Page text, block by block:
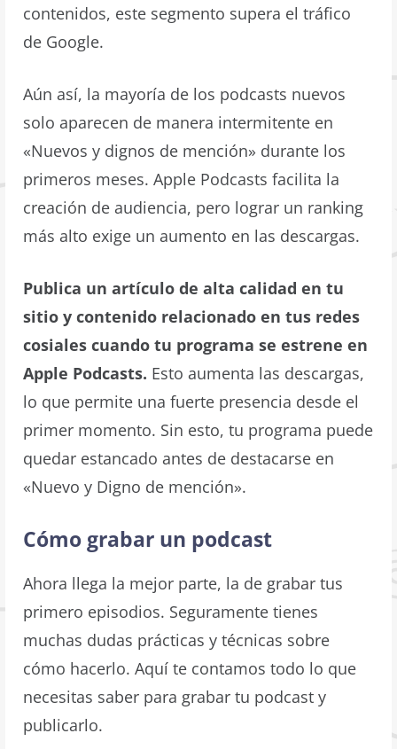
contenidos, este segmento supera el tráfico
de Google.
Aún así, la mayoría de los podcasts nuevos
solo aparecen de manera intermitente en
«Nuevos y dignos de mención» durante los
primeros meses. Apple Podcasts facilita la
creación de audiencia, pero lograr un ranking
más alto exige un aumento en las descargas.
Publica un artículo de alta calidad en tu
sitio y contenido relacionado en tus redes
cosiales cuando tu programa se estrene en
Apple Podcasts. Esto aumenta las descargas,
lo que permite una fuerte presencia desde el
primer momento. Sin esto, tu programa puede
quedar estancado antes de destacarse en
«Nuevo y Digno de mención».
Cómo grabar un podcast
Ahora llega la mejor parte, la de grabar tus
primero episodios. Seguramente tienes
muchas dudas prácticas y técnicas sobre
cómo hacerlo. Aquí te contamos todo lo que
necesitas saber para grabar tu podcast y
publicarlo.